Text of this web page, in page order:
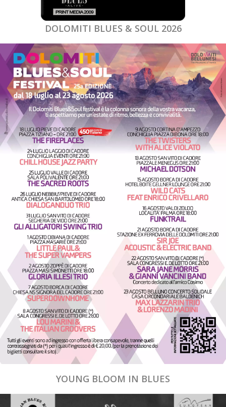
DOLOMITI BLUES & SOUL 2026
YOUNG BLOOM IN BLUES